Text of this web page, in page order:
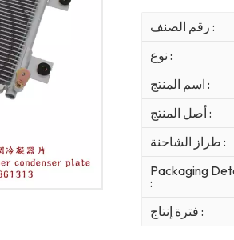
رقم الصنف :
نوع :
اسم المنتج :
أصل المنتج :
طراز الشاحنة :
Packaging
:
فترة إنتاج :